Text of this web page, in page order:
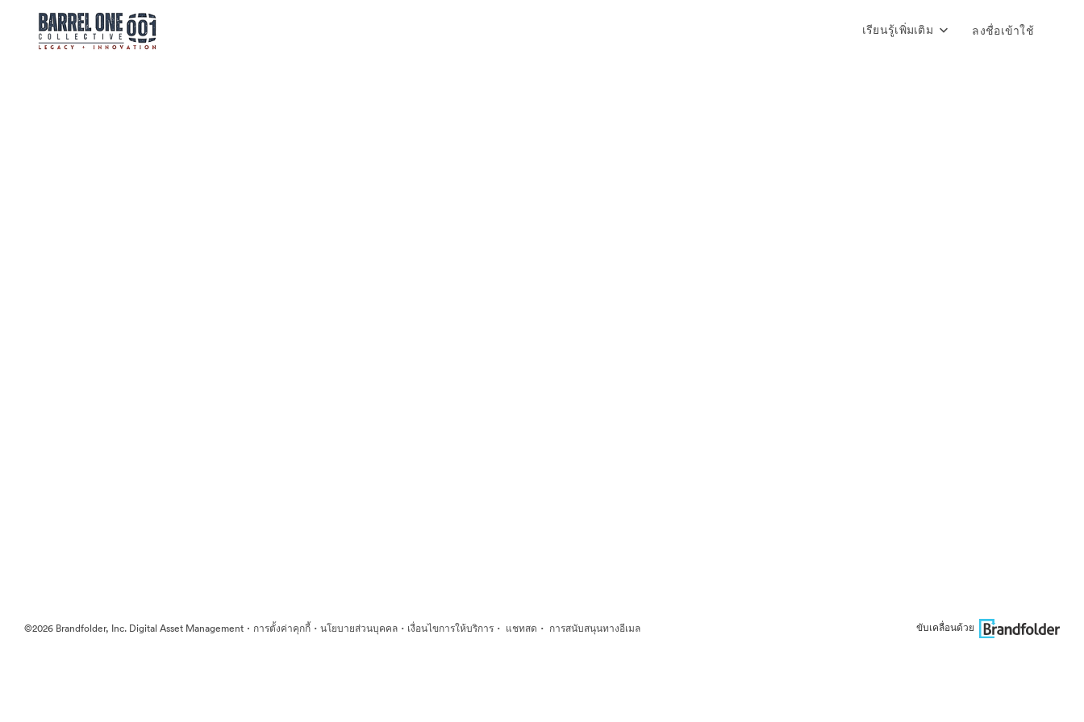
เรียนรู้เพิ่มเติม ลงชื่อเข้าใช้
©2026 Brandfolder, Inc. Digital Asset Management · การตั้งค่าคุกกี้· นโยบายส่วนบุคคล · เงื่อนไขการให้บริการ · แชทสด · การสนับสนุนทางอีเมล ขับเคลื่อนด้วย